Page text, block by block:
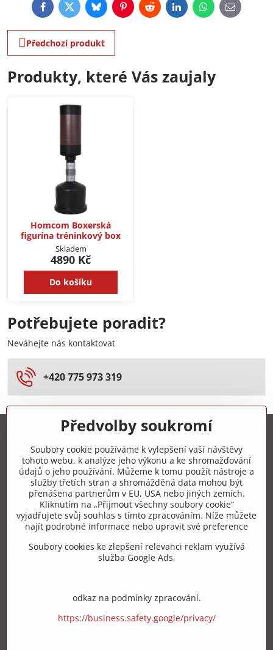
FacebookTwitterBlueskyPinterestRedditLinkedInWhatsApp
E-
mail
Předchozí produkt
Produkty, které Vás zaujaly
Homcom Boxerská
figurína tréninkový box
Skladem
4890 Kč
Do košíku
Potřebujete poradit?
Neváhejte nás kontaktovat
+420 775 973 319
+420 775 973 319
info​@zipzop​.cz
Objednávky
Vše k nákupu
Předvolby soukromí
Soubory cookie používáme k vylepšení vaší návštěvy
tohoto webu, k analýze jeho výkonu a ke shromažďování
údajů o jeho používání. Můžeme k tomu použít nástroje a
služby třetích stran a shromážděná data mohou být
přenášena partnerům v EU, USA nebo jiných zemích.
Kliknutím na „Přijmout všechny soubory cookie“
vyjadřujete svůj souhlas s tímto zpracováním. Níže můžete
najít podrobné informace nebo upravit své preference
Soubory cookies ke zlepšení relevanci reklam využívá
služba Google Ads,
odkaz na podmínky zpracování.
https://business.safety.google/privacy/